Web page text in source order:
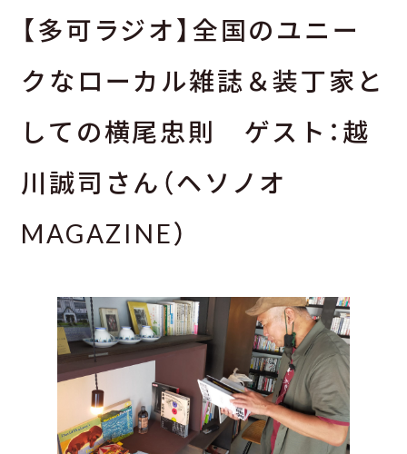
【多可ラジオ】全国のユニー
クなローカル雑誌＆装丁家と
しての横尾忠則 ゲスト：越
川誠司さん（ヘソノオ
MAGAZINE）